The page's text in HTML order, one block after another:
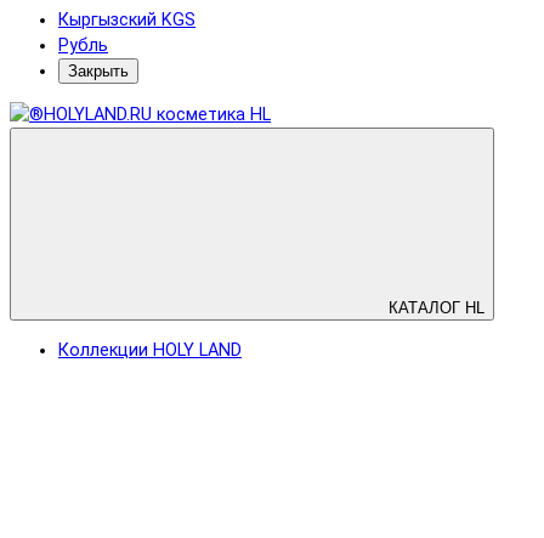
Кыргызский KGS
Рубль
Закрыть
КАТАЛОГ HL
Коллекции HOLY LAND